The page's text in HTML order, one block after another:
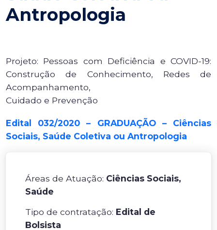
Antropologia
Projeto: Pessoas com Deficiência e COVID-19:
Construção de Conhecimento, Redes de
Acompanhamento,
Cuidado e Prevenção
Edital 032/2020 – GRADUAÇÃO – Ciências
Sociais, Saúde Coletiva ou Antropologia
Áreas de Atuação: Ciências Sociais,
Saúde
Tipo de contratação: Edital de
Bolsista